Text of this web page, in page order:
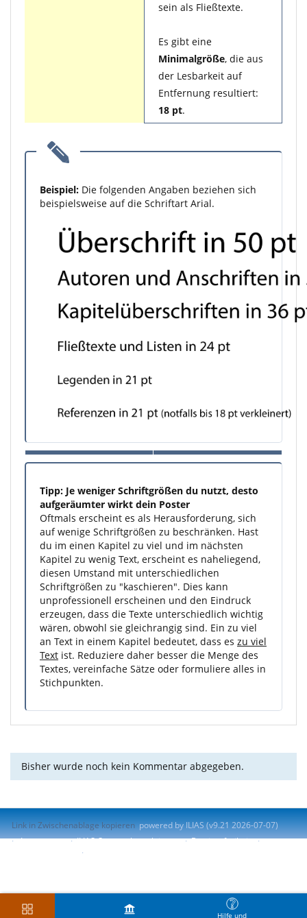
Hilfe und
sein als Fließtexte.
Es gibt eine
Minimalgröße, die aus
der Lesbarkeit auf
Entfernung resultiert:
18 pt.
Beispiel: Die folgenden Angaben beziehen sich
beispielsweise auf die Schriftart Arial.
Tipp: Je weniger Schriftgrößen du nutzt, desto
aufgeräumter wirkt dein Poster
Oftmals erscheint es als Herausforderung, sich
auf wenige Schriftgrößen zu beschränken. Hast
du im einen Kapitel zu viel und im nächsten
Kapitel zu wenig Text, erscheint es naheliegend,
diesen Umstand mit unterschiedlichen
Schriftgrößen zu "kaschieren". Dies kann
unprofessionell erscheinen und den Eindruck
erzeugen, dass die Texte unterschiedlich wichtig
wären, obwohl sie gleichrangig sind. Ein zu viel
an Text in einem Kapitel bedeutet, dass es zu viel
Text ist. Reduziere daher besser die Menge des
Textes, vereinfache Sätze oder formuliere alles in
Stichpunkten.
Bisher wurde noch kein Kommentar abgegeben.
Link in Zwischenablage kopieren powered by ILIAS (v9.21 2026-07-07)
Impressum
ILIAS-Support kontaktieren
Barrierefreiheit